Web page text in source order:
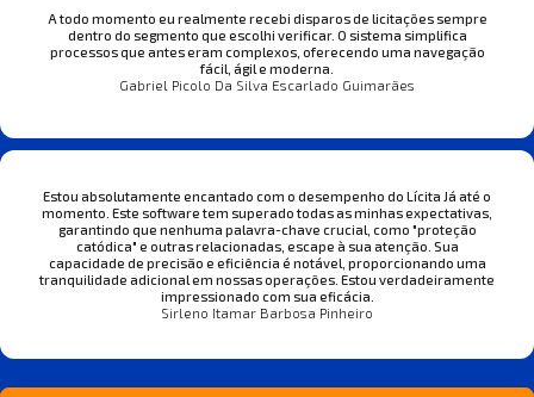
A todo momento eu realmente recebi disparos de licitações sempre
dentro do segmento que escolhi verificar. O sistema simplifica
processos que antes eram complexos, oferecendo uma navegação
fácil, ágil e moderna.
Gabriel Picolo Da Silva Escarlado Guimarães
Estou absolutamente encantado com o desempenho do Lícita Já até o
momento. Este software tem superado todas as minhas expectativas,
garantindo que nenhuma palavra-chave crucial, como "proteção
catódica" e outras relacionadas, escape à sua atenção. Sua
capacidade de precisão e eficiência é notável, proporcionando uma
tranquilidade adicional em nossas operações. Estou verdadeiramente
impressionado com sua eficácia.
Sirleno Itamar Barbosa Pinheiro